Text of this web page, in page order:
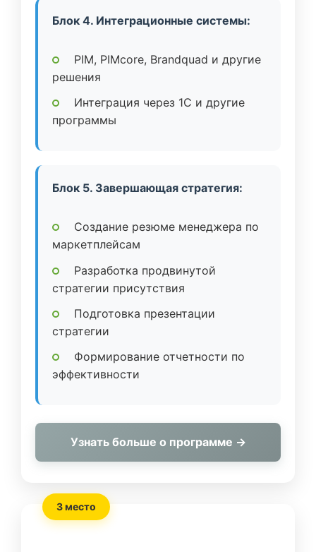
Блок 4. Интеграционные системы:
PIM, PIMcore, Brandquad и другие
решения
Интеграция через 1C и другие
программы
Блок 5. Завершающая стратегия:
Создание резюме менеджера по
маркетплейсам
Разработка продвинутой
стратегии присутствия
Подготовка презентации
стратегии
Формирование отчетности по
эффективности
Узнать больше о программе →
3 место